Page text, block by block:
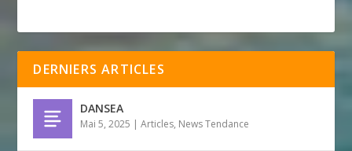
DERNIERS ARTICLES
DANSEA
Mai 5, 2025 |Articles, News Tendance